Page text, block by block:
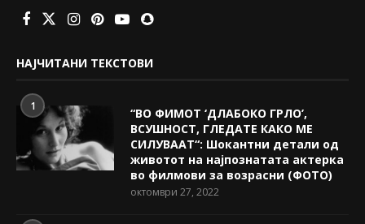
НАЈЧИТАНИ ТЕКСТОВИ
1
“ВО ФИМОТ ‘ДЛАБОКО ГРЛО’,
ВСУШНОСТ, ГЛЕДАТЕ КАКО МЕ
СИЛУВААТ“: Шокантни детали од
животот на најпознатата актерка
во филмови за возрасни (ФОТО)
октомври 27, 2022